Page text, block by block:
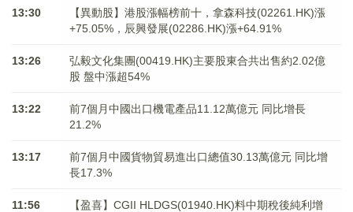
13:30
【異動股】港股漲幅榜前十，拿森科技(02261.HK)漲
+75.05%，辰興發展(02286.HK)漲+64.91%
13:26
弘毅文化集團(00419.HK)主要股東合共出售約2.02億
股 盤中漲超54%
13:22
前7個月中國出口機電產品11.12萬億元 同比增長
21.2%
13:17
前7個月中國貨物貿易進出口總值30.13萬億元 同比增
長17.3%
11:56
【盈喜】CGII HLDGS(01940.HK)料中期稅後純利增